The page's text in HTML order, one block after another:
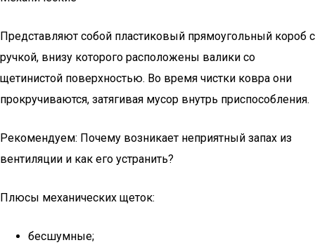
Представляют собой пластиковый прямоугольный короб с
ручкой, внизу которого расположены валики со
щетинистой поверхностью. Во время чистки ковра они
прокручиваются, затягивая мусор внутрь приспособления.
Рекомендуем: Почему возникает неприятный запах из
вентиляции и как его устранить?
Плюсы механических щеток:
бесшумные;